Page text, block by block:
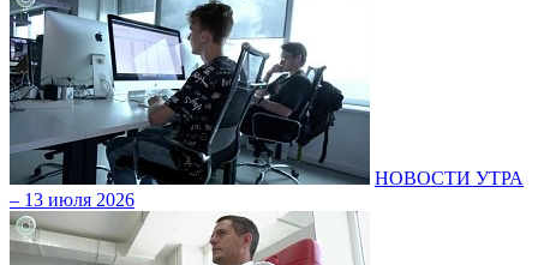
НОВОСТИ УТРА
– 13 июля 2026